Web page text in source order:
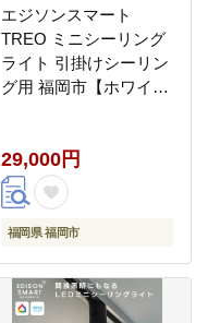
エジソンスマート
TREO ミニシーリング
ライト 引掛けシーリン
グ用 福岡市【ホワイ
29,000円
福岡県 福岡市